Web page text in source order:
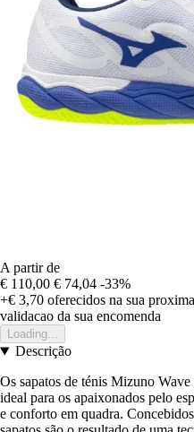
A partir de
€ 110,00 € 74,04 -33%
+€ 3,70 oferecidos na sua
validacao da sua encomenda
Loading...
Descrição
Os sapatos de ténis Mizuno
ideal para os apaixonados pelo
e conforto em quadra.